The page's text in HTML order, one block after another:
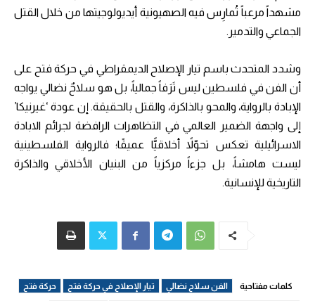
مشهداً مرعباً تُمارِس فيه الصهيونية أيديولوجيتها من خلال القتل
الجماعي والتدمير.
وشدد المتحدث باسم تيار الإصلاح الديمقراطي في حركة فتح على
أن الفن في فلسطين ليس تَرَفاً جمالياً، بل هو سلاحٌ نضالي يواجه
الإبادة بالرواية، والمحو بالذاكرة، والقتل بالحقيقة. إن عودة ‘غيرنيكا’
إلى واجهة الضمير العالمي في التظاهرات الرافضة لجرائم الابادة
الاسرائيلية تعكس تحوّلاً أخلاقيًّا عميقًا؛ فالرواية الفلسطينية
ليست هامشاً، بل جزءاً مركزياً من البنيان الأخلاقي والذاكرة
التاريخية للإنسانية.
كلمات مفتاحية الفن سلاح نضالي تيار الإصلاح في حركة فتح حركة فتح